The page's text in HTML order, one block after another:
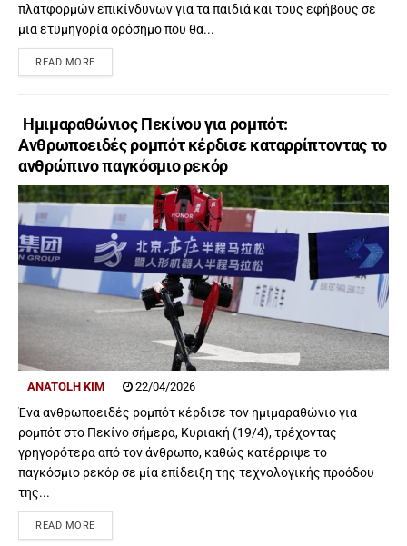
πλατφορμών επικίνδυνων για τα παιδιά και τους εφήβους σε
μια ετυμηγορία ορόσημο που θα...
READ MORE
Ημιμαραθώνιος Πεκίνου για ρομπότ:
Aνθρωποειδές ρομπότ κέρδισε καταρρίπτοντας το
ανθρώπινο παγκόσμιο ρεκόρ
ANATOLH KIM 22/04/2026
Ένα ανθρωποειδές ρομπότ κέρδισε τον ημιμαραθώνιο για
ρομπότ στο Πεκίνο σήμερα, Κυριακή (19/4), τρέχοντας
γρηγορότερα από τον άνθρωπο, καθώς κατέρριψε το
παγκόσμιο ρεκόρ σε μία επίδειξη της τεχνολογικής προόδου
της...
READ MORE